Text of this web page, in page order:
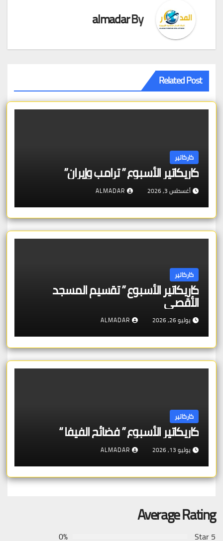
By
almadar
Related Post
كاركاتير
كاريكاتير الأسبوع ” ترامب وإيران”
أغسطس 3, 2026 ALMADAR
كاركاتير
كاريكاتير الأسبوع ” تقسيم المسجد
الأقصى
يوليو 26, 2026 ALMADAR
كاركاتير
كاريكاتير الأسبوع ” فضائح الفيفا “
يوليو 13, 2026 ALMADAR
Average Rating
5 Star
0%